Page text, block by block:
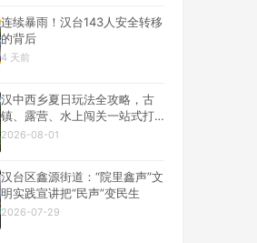
连续暴雨！汉台143人安全转移
的背后
4 天前
汉中西乡夏日玩法全攻略，古
镇、露营、水上闯关一站式打
卡
2026-08-01
汉台区鑫源街道：“院里鑫声”文
明实践宣讲把“民声”变民生
2026-07-29